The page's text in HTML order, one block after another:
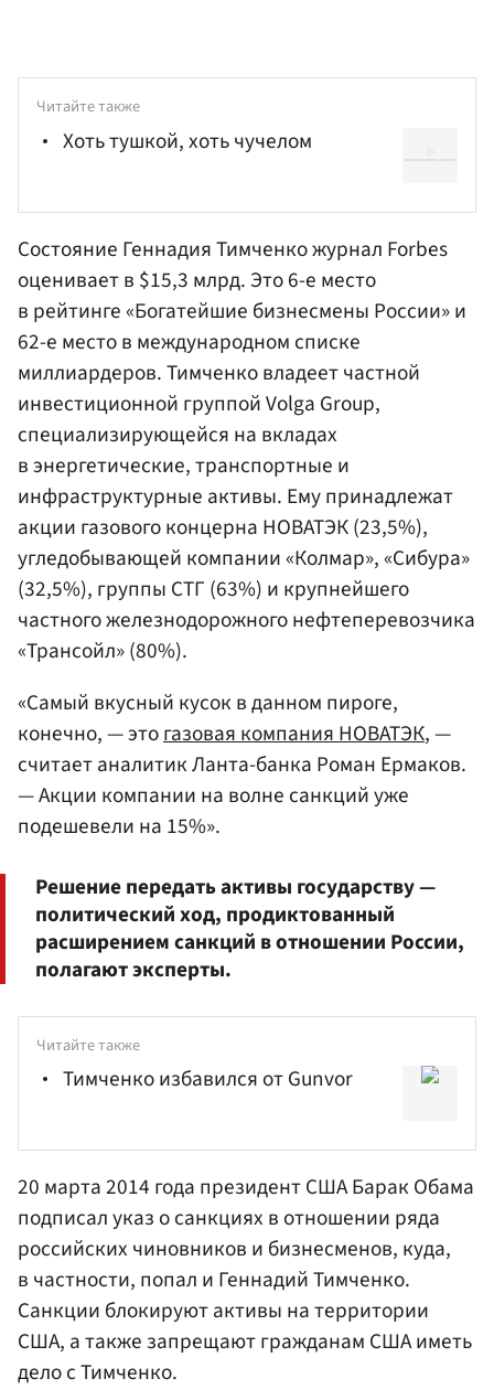
Читайте также
Хоть тушкой, хоть чучелом
Состояние Геннадия Тимченко журнал Forbes
оценивает в $15,3 млрд. Это 6-е место
в рейтинге «Богатейшие бизнесмены России» и
62-е место в международном списке
миллиардеров. Тимченко владеет частной
инвестиционной группой Volga Group,
специализирующейся на вкладах
в энергетические, транспортные и
инфраструктурные активы. Ему принадлежат
акции газового концерна НОВАТЭК (23,5%),
угледобывающей компании «Колмар»,«Сибура»
(32,5%), группы СТГ (63%) и крупнейшего
частного железнодорожного нефтеперевозчика
«Трансойл»(80%).
«Самый вкусный кусок в данном пироге,
конечно, — этогазовая компания НОВАТЭК, —
считает аналитик Ланта-банка Роман Ермаков.
— Акции компании на волне санкций уже
подешевели на 15%».
Решение передать активы государству —
политический ход, продиктованный
расширением санкций в отношении России,
полагают эксперты.
Читайте также
Тимченко избавился от Gunvor
20 марта 2014 года президент СШАБарак Обама
подписал указ о санкциях в отношении ряда
российских чиновников и бизнесменов, куда,
в частности, попал и Геннадий Тимченко.
Санкции блокируют активы на территории
США, а также запрещают гражданам США иметь
дело с Тимченко.